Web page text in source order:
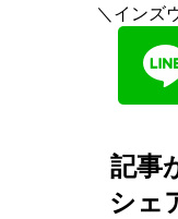
＼インズ
記事
シェ